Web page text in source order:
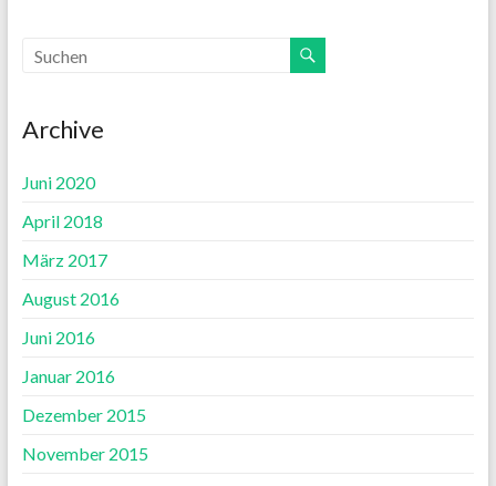
Archive
Juni 2020
April 2018
März 2017
August 2016
Juni 2016
Januar 2016
Dezember 2015
November 2015